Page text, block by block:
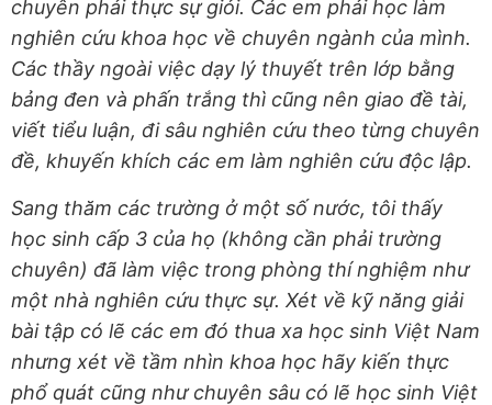
chuyên phải thực sự giỏi. Các em phải học làm
nghiên cứu khoa học về chuyên ngành của mình.
Các thầy ngoài việc dạy lý thuyết trên lớp bằng
bảng đen và phấn trắng thì cũng nên giao đề tài,
viết tiểu luận, đi sâu nghiên cứu theo từng chuyên
đề, khuyến khích các em làm nghiên cứu độc lập.
Sang thăm các trường ở một số nước, tôi thấy
học sinh cấp 3 của họ (không cần phải trường
chuyên) đã làm việc trong phòng thí nghiệm như
một nhà nghiên cứu thực sự. Xét về kỹ năng giải
bài tập có lẽ các em đó thua xa học sinh Việt Nam
nhưng xét về tầm nhìn khoa học hãy kiến thực
phổ quát cũng như chuyên sâu có lẽ học sinh Việt